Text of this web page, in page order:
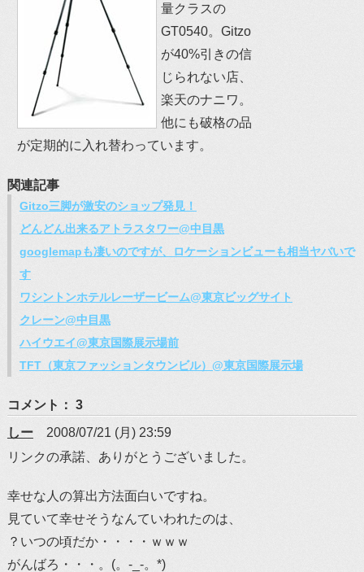
量クラスの
GT0540。Gitzo
が40%引きの信
じられない店、
楽天のナニワ。
他にも破格の品
が定期的に入れ替わっています。
関連記事
Gitzo三脚が激安のショップ発見！
どんどん出来るアトラスタワー@中目黒
googlemapも凄いのですが、ロケーションビューも相当ヤバいで
す
ワシントンホテルレーザービーム@東京ビッグサイト
クレーン@中目黒
ハイウエイ@東京国際展示場前
TFT（東京ファッションタウンビル）@東京国際展示場
コメント： 3
しー
2008/07/21 (月) 23:59
リンクの承諾、ありがとうございました。
幸せな人の算出方法面白いですね。
見ていて幸せそうなんていわれたのは、
？いつの頃だか・・・・ｗｗｗ
がんばろ・・・。(。-_-。*)ゝ